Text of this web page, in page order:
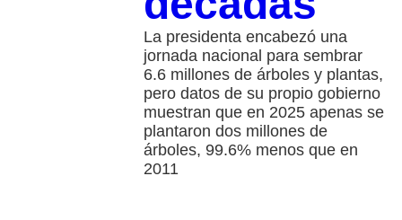
La presidenta encabezó una
jornada nacional para sembrar
6.6 millones de árboles y plantas,
pero datos de su propio gobierno
muestran que en 2025 apenas se
plantaron dos millones de
árboles, 99.6% menos que en
2011